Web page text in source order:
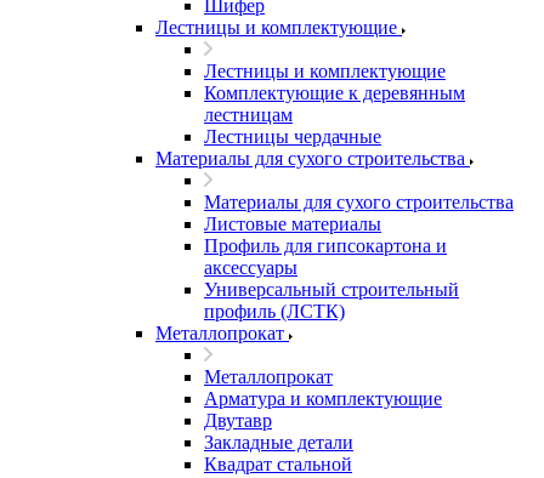
Шифер
Лестницы и комплектующие
Лестницы и комплектующие
Комплектующие к деревянным
лестницам
Лестницы чердачные
Материалы для сухого строительства
Материалы для сухого строительства
Листовые материалы
Профиль для гипсокартона и
аксессуары
Универсальный строительный
профиль (ЛСТК)
Металлопрокат
Металлопрокат
Арматура и комплектующие
Двутавр
Закладные детали
Квадрат стальной